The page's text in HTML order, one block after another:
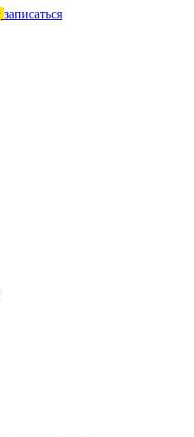
записаться